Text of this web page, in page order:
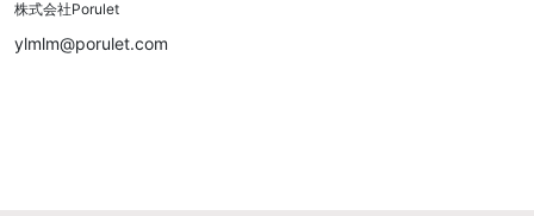
株式会社Porulet
ylmlm@porulet.com